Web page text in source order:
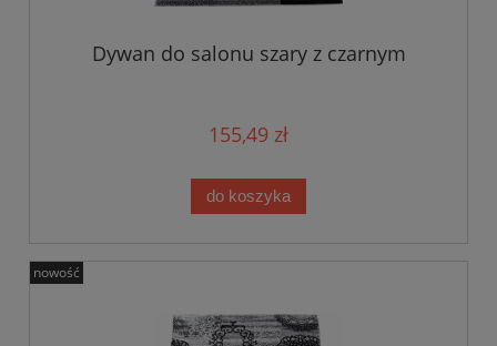
Dywan do salonu szary z czarnym
155,49 zł
do koszyka
nowość